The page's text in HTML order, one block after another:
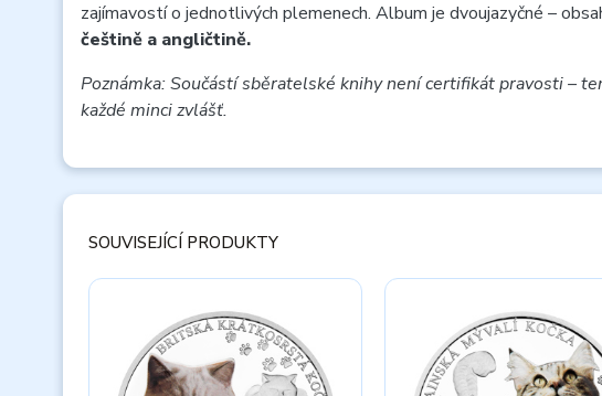
zajímavostí o jednotlivých plemenech. Album je dvoujazyčné –
češtině a angličtině.
Poznámka: Součástí sběratelské knihy není certifikát pravosti –
každé minci zvlášť.
SOUVISEJÍCÍ PRODUKTY